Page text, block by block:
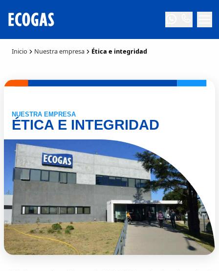
Inicio Nuestra empresa Ética e integridad
NUESTRA EMPRESA
ÉTICA E INTEGRIDAD